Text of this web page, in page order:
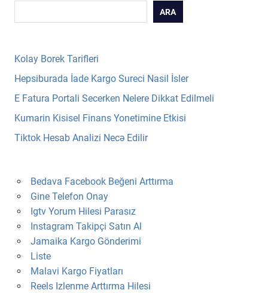
ARA
Kolay Borek Tarifleri
Hepsiburada İade Kargo Sureci Nasil İsler
E Fatura Portali Secerken Nelere Dikkat Edilmeli
Kumarin Kisisel Finans Yonetimine Etkisi
Tiktok Hesab Analizi Necə Edilir
Bedava Facebook Beğeni Arttırma
Gine Telefon Onay
Igtv Yorum Hilesi Parasız
Instagram Takipçi Satın Al
Jamaika Kargo Gönderimi
Liste
Malavi Kargo Fiyatları
Reels Izlenme Arttırma Hilesi